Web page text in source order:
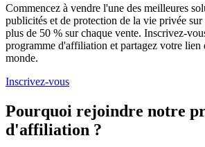
Commencez à vendre l'une des meilleures
publicités et de protection de la vie privée sur
plus de 50 % sur chaque vente. Inscrivez-
programme d'affiliation et partagez votre lien
monde.
Inscrivez-vous
Pourquoi rejoindre notre
d'affiliation ?